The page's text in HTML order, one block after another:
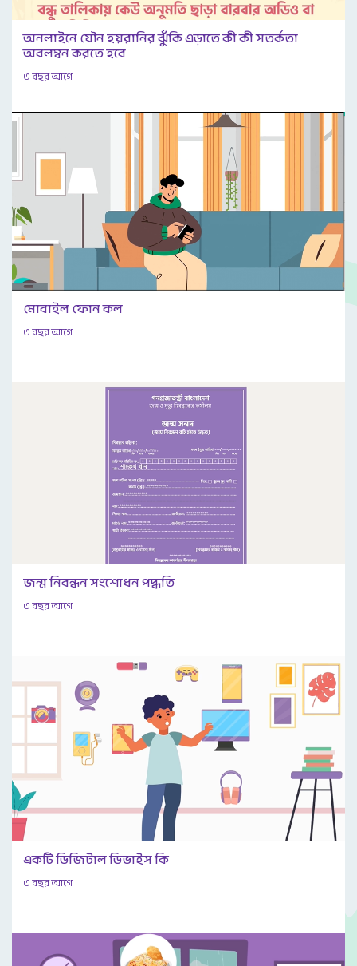
অনলাইনে যৌন হয়রানির ঝুঁকি এড়াতে কী কী সতর্কতা
অবলম্বন করতে হবে
৩ বছর আগে
মোবাইল ফোন কল
৩ বছর আগে
জন্ম নিবন্ধন সংশোধন পদ্ধতি
৩ বছর আগে
একটি ডিজিটাল ডিভাইস কি
৩ বছর আগে